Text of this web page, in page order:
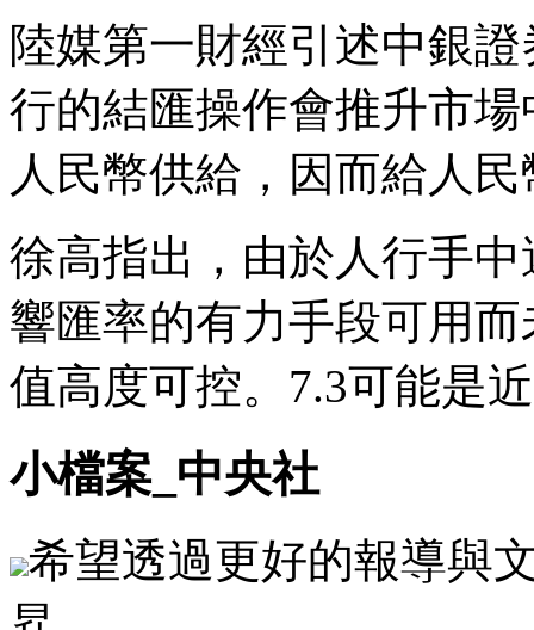
陸媒第一財經引述中銀
行的結匯操作會推升市
人民幣供給，因而給人
徐高指出，由於人行手
響匯率的有力手段可用
值高度可控。7.3可能是
小檔案_中央社
希望透過更好的報導與